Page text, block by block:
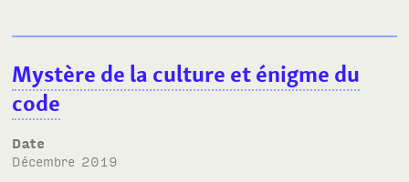
Mystère de la culture et énigme du
code
Date
décembre 2019